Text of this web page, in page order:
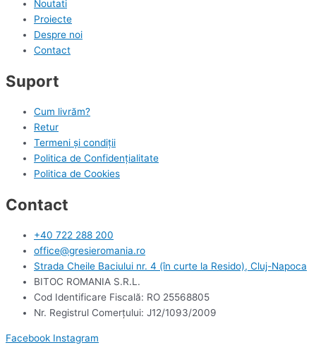
Noutati
Proiecte
Despre noi
Contact
Suport
Cum livrăm?
Retur
Termeni și condiții
Politica de Confidențialitate
Politica de Cookies
Contact
+40 722 288 200
office@gresieromania.ro
Strada Cheile Baciului nr. 4 (în curte la Resido), Cluj-Napoca
BITOC ROMANIA S.R.L.
Cod Identificare Fiscală: RO 25568805
Nr. Registrul Comerţului: J12/1093/2009
Facebook Instagram